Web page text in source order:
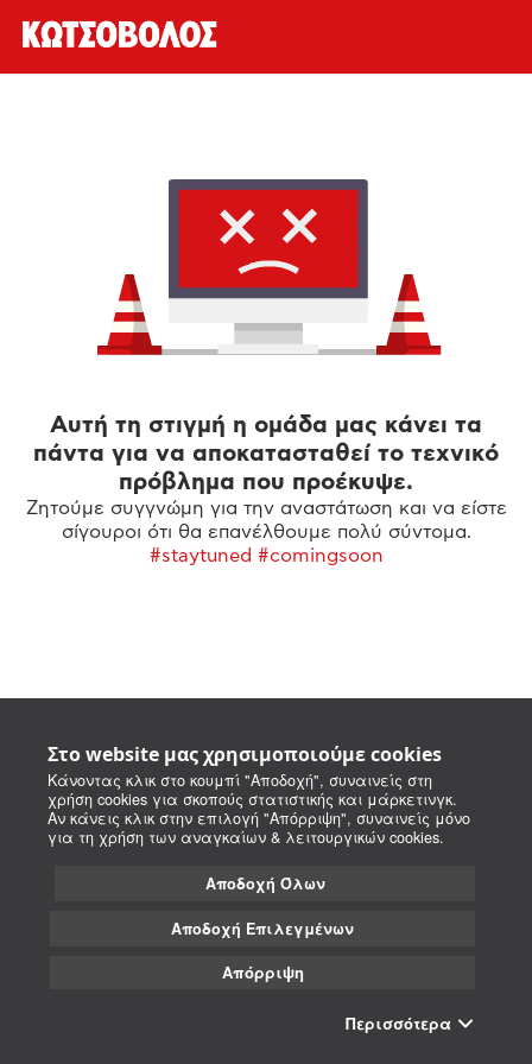
Στο website μας χρησιμοποιούμε cookies
Κάνοντας κλικ στο κουμπί "Αποδοχή", συναινείς στη
χρήση cookies για σκοπούς στατιστικής και μάρκετινγκ.
Αν κάνεις κλικ στην επιλογή "Απόρριψη", συναινείς μόνο
για τη χρήση των αναγκαίων & λειτουργικών cookies.
Αποδοχή Όλων
Αποδοχή Επιλεγμένων
Απόρριψη
Περισσότερα
Αυτή τη στιγμή η ομάδα μας κάνει τα
πάντα για να αποκατασταθεί το τεχνικό
πρόβλημα που προέκυψε.
Ζητούμε συγγνώμη για την αναστάτωση και να είστε
σίγουροι ότι θα επανέλθουμε πολύ σύντομα.
#staytuned #comingsoon